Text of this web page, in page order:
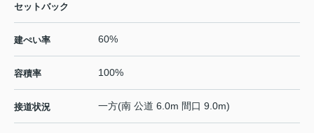
セットバック
建ぺい率 60%
容積率 100%
接道状況 一方(南 公道 6.0m 間口 9.0m)